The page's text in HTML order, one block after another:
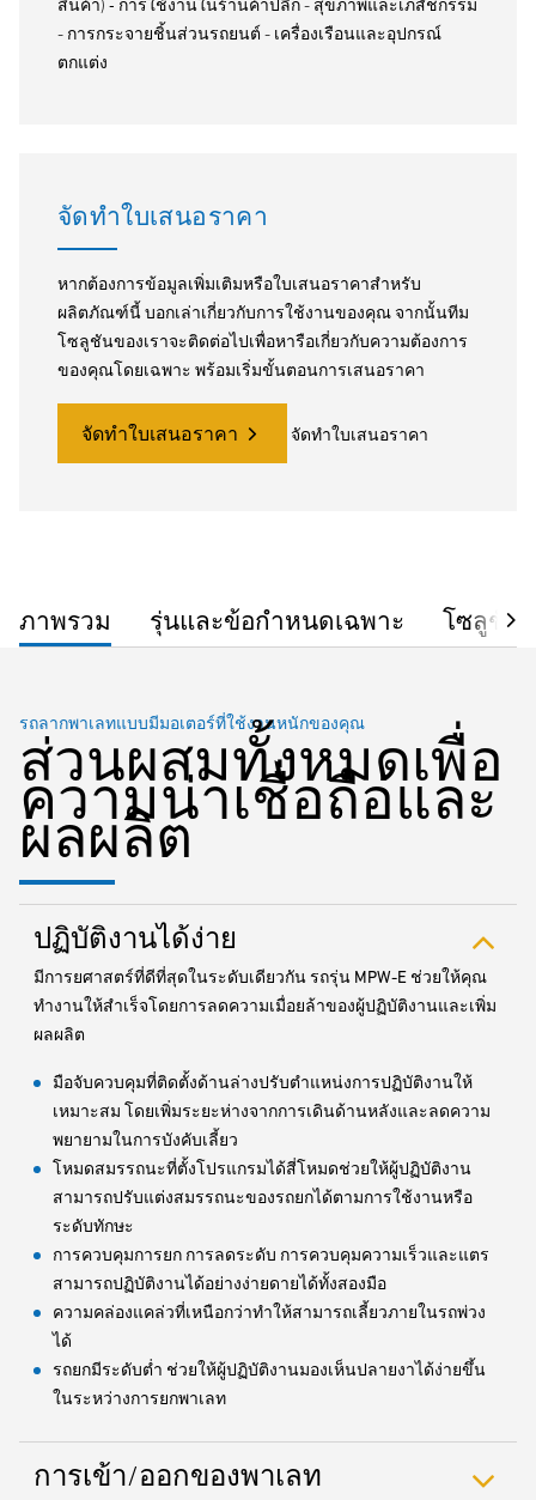
สินค้า) ‐ การใช้งานในร้านค้าปลีก - สุขภาพและเภสัชกรรม
- การกระจายชิ้นส่วนรถยนต์ - เครื่องเรือนและอุปกรณ์
ตกแต่ง
จัดทำใบเสนอราคา
หากต้องการข้อมูลเพิ่มเติมหรือใบเสนอราคาสำหรับ
ผลิตภัณฑ์นี้ บอกเล่าเกี่ยวกับการใช้งานของคุณ จากนั้นทีม
โซลูชันของเราจะติดต่อไปเพื่อหารือเกี่ยวกับความต้องการ
ของคุณโดยเฉพาะ พร้อมเริ่มขั้นตอนการเสนอราคา
จัดทำใบเสนอราคา จัดทำใบเสนอราคา
ภาพรวม รุ่นและข้อกำหนดเฉพาะ โซลูชัน
รถลากพาเลทแบบมีมอเตอร์ที่ใช้งานหนักของคุณ
ส่วนผสมทั้งหมดเพื่อ
ความน่าเชื่อถือและ
ผลผลิต
ปฏิบัติงานได้ง่าย
มีการยศาสตร์ที่ดีที่สุดในระดับเดียวกัน รถรุ่น MPW-E ช่วยให้คุณ
ทำงานให้สำเร็จโดยการลดความเมื่อยล้าของผู้ปฏิบัติงานและเพิ่ม
ผลผลิต
มือจับควบคุมที่ติดตั้งด้านล่างปรับตำแหน่งการปฏิบัติงานให้
เหมาะสม โดยเพิ่มระยะห่างจากการเดินด้านหลังและลดความ
พยายามในการบังคับเลี้ยว
โหมดสมรรถนะที่ตั้งโปรแกรมได้สี่โหมดช่วยให้ผู้ปฏิบัติงาน
สามารถปรับแต่งสมรรถนะของรถยกได้ตามการใช้งานหรือ
ระดับทักษะ
การควบคุมการยก การลดระดับ การควบคุมความเร็วและแตร
สามารถปฏิบัติงานได้อย่างง่ายดายได้ทั้งสองมือ
ความคล่องแคล่วที่เหนือกว่าทำให้สามารถเลี้ยวภายในรถพ่วง
ได้
รถยกมีระดับต่ำ ช่วยให้ผู้ปฏิบัติงานมองเห็นปลายงาได้ง่ายขึ้น
ในระหว่างการยกพาเลท
การเข้า/ออกของพาเลท